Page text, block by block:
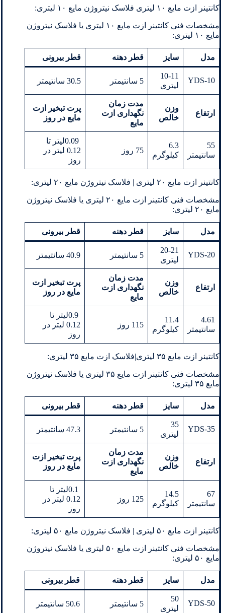
کانتینر ازت مایع ۱۰ لیتری فلاسک نیتروژن مایع ۱۰ لیتری:
مشخصات فنی کانتینر ازت مایع ۱۰ لیتری یا فلاسک نیتروژن
مایع ۱۰ لیتری:
مدل سایز قطر دهنه قطر بیرونی
YDS-10
10-11
لیتری
5 سانتیمتر 30.5 سانتیمتر
ارتفاع
وزن
خالص
مدت زمان
نگهداری ازت
مایع
پرت تبخیر ازت
مایع در روز
55
سانتیمتر
6.3
کیلوگرم
75 روز
0.09لیتر تا
0.12 لیتر در
روز
کانتینر ازت مایع ۲۰ لیتری | فلاسک نیتروژن مایع ۲۰ لیتری:
مشخصات فنی کانتینر ازت مایع ۲۰ لیتری یا فلاسک نیتروژن
مایع ۲۰ لیتری:
مدل سایز قطر دهنه قطر بیرونی
YDS-20
20-21
لیتری
5 سانتیمتر 40.9 سانتیمتر
ارتفاع
وزن
خالص
مدت زمان
نگهداری ازت
مایع
پرت تبخیر ازت
مایع در روز
4.61
سانتیمتر
11.4
کیلوگرم
115 روز
0.9لیتر تا
0.12 لیتر در
روز
کانتینر ازت مایع ۳۵ لیتری|فلاسک ازت مایع ۳۵ لیتری:
مشخصات فنی کانتینر ازت مایع ۳۵ لیتری یا فلاسک نیتروژن
مایع ۳۵ لیتری:
مدل سایز قطر دهنه قطر بیرونی
YDS-35
35
لیتری
5 سانتیمتر 47.3 سانتیمتر
ارتفاع
وزن
خالص
مدت زمان
نگهداری ازت
مایع
پرت تبخیر ازت
مایع در روز
67
سانتیمتر
14.5
کیلوگرم
125 روز
0.1لیتر تا
0.12 لیتر در
روز
کانتینر ازت مایع ۵۰ لیتری | فلاسک نیتروژن مایع ۵۰ لیتری:
مشخصات فنی کانتینر ازت مایع ۵۰ لیتری یا فلاسک نیتروژن
مایع ۵۰ لیتری:
مدل سایز قطر دهنه قطر بیرونی
YDS-50
50
لیتری
5 سانتیمتر 50.6 سانتیمتر